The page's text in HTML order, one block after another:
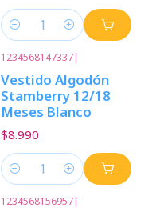
Cantidad
1234568147337|
Vestido Algodón
Stamberry 12/18
Meses Blanco
$8.990
Cantidad
1234568156957|